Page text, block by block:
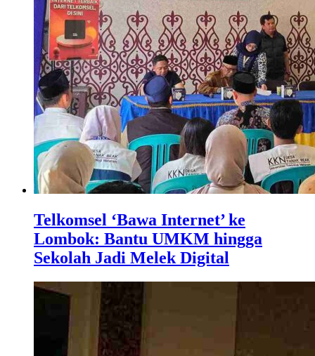
Telkomsel ‘Bawa Internet’ ke
Lombok: Bantu UMKM hingga
Sekolah Jadi Melek Digital